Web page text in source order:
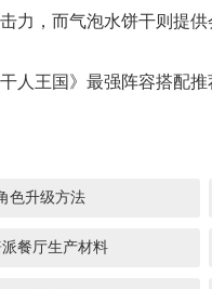
力，而气泡水饼干则提
人王国》最强阵容搭配
色升级方法
餐厅生产材料